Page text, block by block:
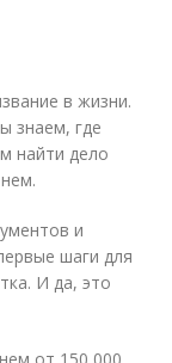
в жизни.
знаем, где
найти дело
и
шаги для
И да, это